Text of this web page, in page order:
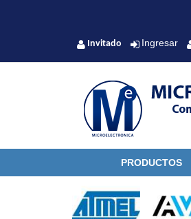
Invitado Ingresar
PRODUCTOS